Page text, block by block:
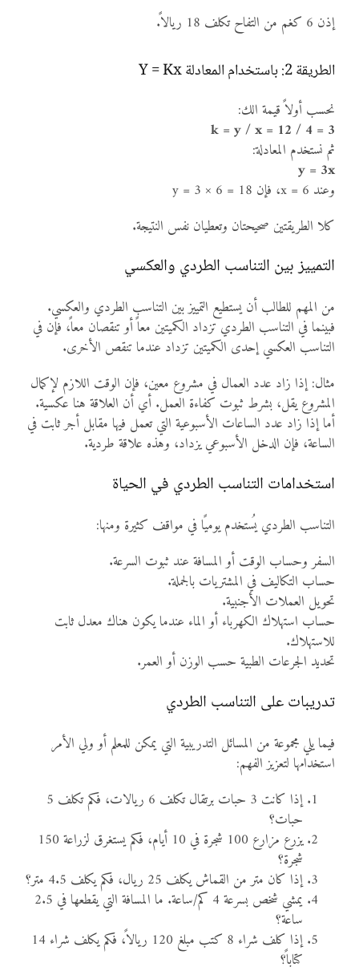
إذن 6 كغم من التفاح تكلف 18 ريالاً.
الطريقة 2: باستخدام المعادلة Y = Kx
نحسب أولاً قيمة الك:
k = y / x = 12 / 4 = 3
ثم نستخدم المعادلة:
y = 3x
وعند x = 6، فإن y = 3 × 6 = 18
كلا الطريقتين صحيحتان وتعطيان نفس النتيجة.
التمييز بين التناسب الطردي والعكسي
من المهم للطالب أن يستطيع التمييز بين التناسب الطردي والعكسي.
فبينما في التناسب الطردي تزداد الكميتين معاً أو تنقصان معاً، فإن في
التناسب العكسي إحدى الكميتين تزداد عندما تنقص الأخرى.
مثال: إذا زاد عدد العمال في مشروع معين، فإن الوقت اللازم لإكمال
المشروع يقل، بشرط ثبوت كفاءة العمل. أي أن العلاقة هنا عكسية.
أما إذا زاد عدد الساعات الأسبوعية التي تعمل فيها مقابل أجر ثابت في
الساعة، فإن الدخل الأسبوعي يزداد، وهذه علاقة طردية.
استخدامات التناسب الطردي في الحياة
التناسب الطردي يُستخدم يوميًا في مواقف كثيرة ومنها:
السفر وحساب الوقت أو المسافة عند ثبوت السرعة.
حساب التكاليف في المشتريات بالجملة.
تحويل العملات الأجنبية.
حساب استهلاك الكهرباء أو الماء عندما يكون هناك معدل ثابت
للاستهلاك.
تحديد الجرعات الطبية حسب الوزن أو العمر.
تدريبات على التناسب الطردي
فيما يلي مجموعة من المسائل التدريبية التي يمكن للمعلم أو ولي الأمر
استخدامها لتعزيز الفهم:
إذا كانت 3 حبات برتقال تكلف 6 ريالات، فكم تكلف 5
حبات؟
يزرع مزارع 100 شجرة في 10 أيام، فكم يستغرق لزراعة 150
شجرة؟
إذا كان متر من القماش يكلف 25 ريال، فكم يكلف 4.5 متر؟
يمشي شخص بسرعة 4 كم/ساعة. ما المسافة التي يقطعها في 2.5
ساعة؟
إذا كلف شراء 8 كتب مبلغ 120 ريالاً، فكم يكلف شراء 14
كتاباً؟